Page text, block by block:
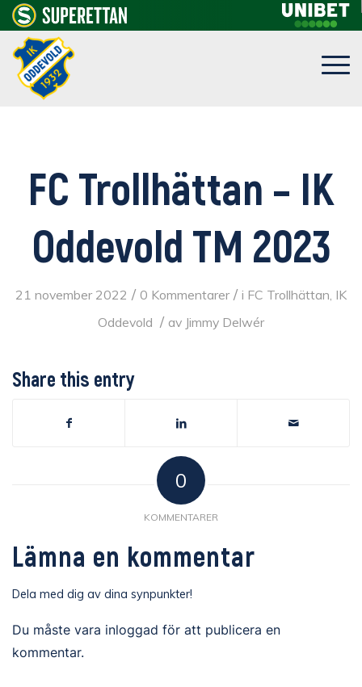
FC Trollhättan – IK
Oddevold TM 2023
21 november 2022 / 0 Kommentarer / i FC Trollhättan, IK
Oddevold / av Jimmy Delwér
Share this entry
0
KOMMENTARER
Lämna en kommentar
Dela med dig av dina synpunkter!
Du måste vara inloggad för att publicera en
kommentar.